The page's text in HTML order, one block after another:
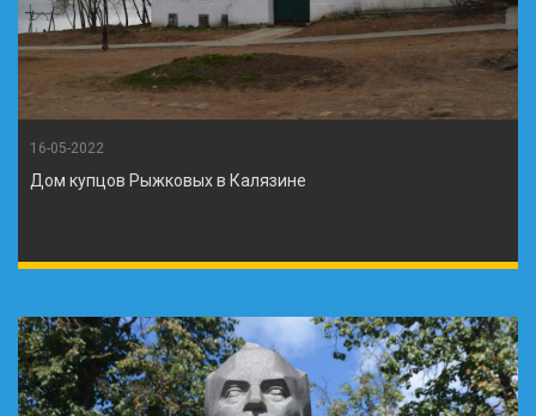
16-05-2022
Дом купцов Рыжковых в Калязине